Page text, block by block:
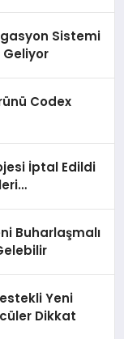
Sistemi
Geliyor
Codex
İptal Edildi
Buharlaşmalı
Yeni
Dikkat